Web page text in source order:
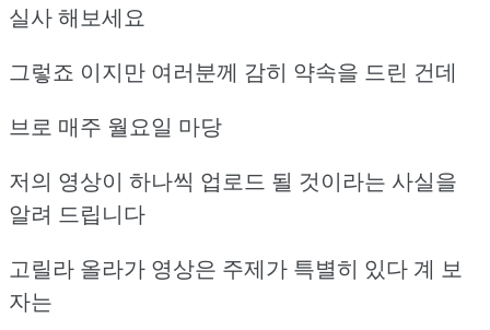
실사 해보세요
그렇죠 이지만 여러분께 감히 약속을 드린 건데
브로 매주 월요일 마당
저의 영상이 하나씩 업로드 될 것이라는 사실을
알려 드립니다
고릴라 올라가 영상은 주제가 특별히 있다 계 보
자는